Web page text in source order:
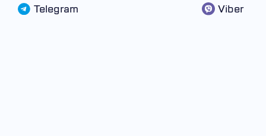
Telegram Viber